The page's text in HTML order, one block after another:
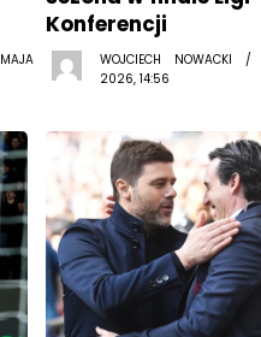
Konferencji
WOJCIECH NOWACKI
2026, 14:56